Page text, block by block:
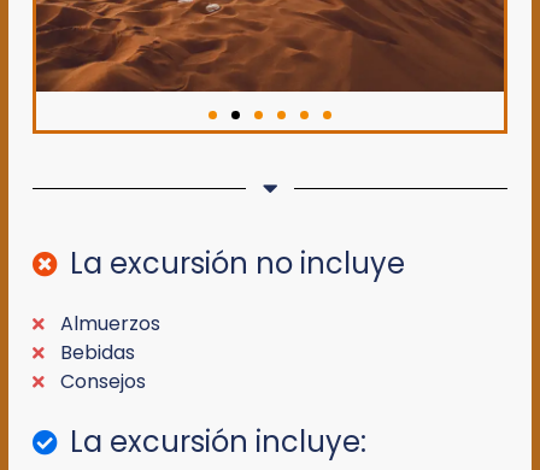
La excursión no incluye
Almuerzos
Bebidas
Consejos
La excursión incluye: